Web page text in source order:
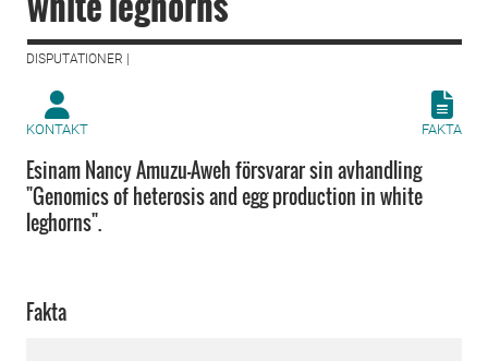
DISPUTATIONER |
KONTAKT FAKTA
Esinam Nancy Amuzu-Aweh försvarar sin avhandling
"Genomics of heterosis and egg production in white
leghorns".
Fakta